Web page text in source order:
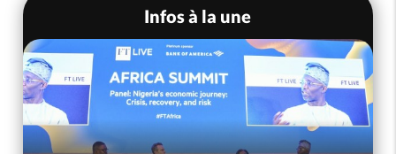
Infos à la une